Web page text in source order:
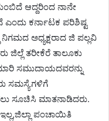
ಆದ್ದರಿಂದ ನಾನೇ
ಎಂದು ಕರ್ನಾಟಕ ಪರಿಶಿಷ್ಟ
ಅಧ್ಯಕ್ಷರಾದ ಜಿ ಪಲ್ಲವಿ
ಜಿಲ್ಲೆ ತರೀಕೆರೆ ತಾಲೂಕು
ಸಮುದಾಯದವರನ್ನು
ಸಮಸ್ಯೆಗಳಿಗೆ
ಸೂಚಿಸಿ ಮಾತನಾಡಿದರು.
ಪಂಚಾಯಿತಿ